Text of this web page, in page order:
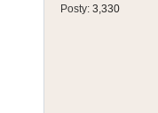
Posty: 3,330